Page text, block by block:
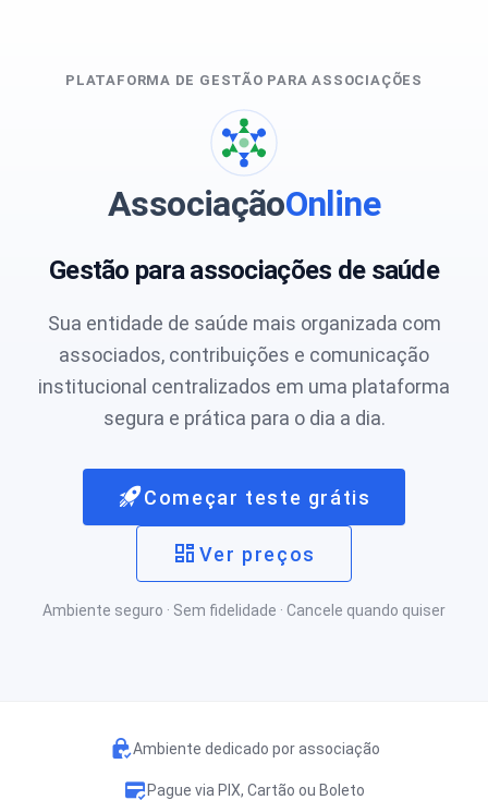
PLATAFORMA DE GESTÃO PARA ASSOCIAÇÕES
AssociaçãoOnline
Gestão para associações de saúde
Sua entidade de saúde mais organizada com
associados, contribuições e comunicação
institucional centralizados em uma plataforma
segura e prática para o dia a dia.
Começar teste grátis
Ver preços
Ambiente seguro · Sem fidelidade · Cancele quando quiser
Ambiente dedicado por associação
Pague via PIX, Cartão ou Boleto